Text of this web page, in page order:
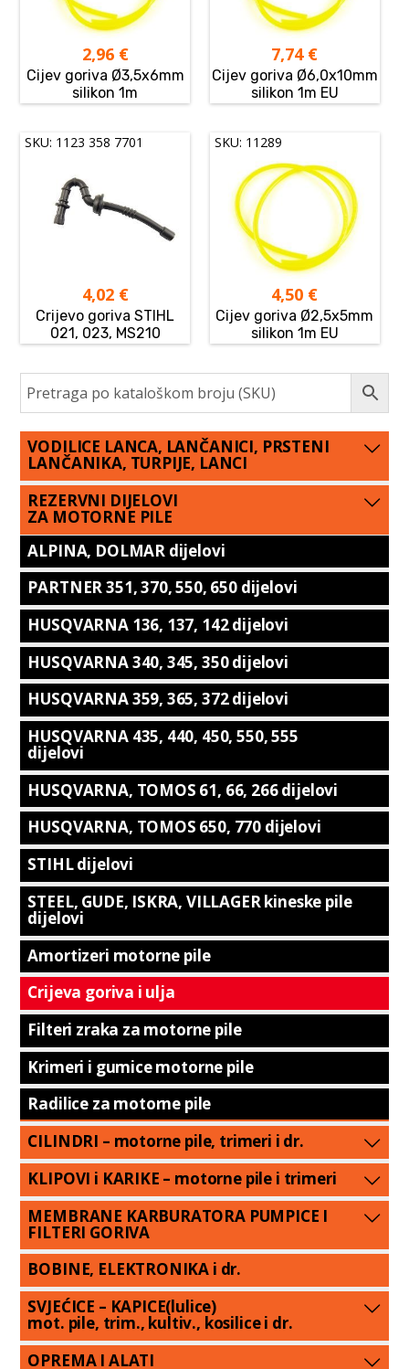
2,96 €
Cijev goriva Ø3,5x6mm
silikon 1m
7,74 €
Cijev goriva Ø6,0x10mm
silikon 1m EU
SKU: 1123 358 7701
4,02 €
Crijevo goriva STIHL
021, 023, MS210
SKU: 11289
4,50 €
Cijev goriva Ø2,5x5mm
silikon 1m EU
VODILICE LANCA, LANČANICI, PRSTENI
LANČANIKA, TURPIJE, LANCI
REZERVNI DIJELOVI
ZA MOTORNE PILE
ALPINA, DOLMAR dijelovi
PARTNER 351, 370, 550, 650 dijelovi
HUSQVARNA 136, 137, 142 dijelovi
HUSQVARNA 340, 345, 350 dijelovi
HUSQVARNA 359, 365, 372 dijelovi
HUSQVARNA 435, 440, 450, 550, 555
dijelovi
HUSQVARNA, TOMOS 61, 66, 266 dijelovi
HUSQVARNA, TOMOS 650, 770 dijelovi
STIHL dijelovi
STEEL, GUDE, ISKRA, VILLAGER kineske pile
dijelovi
Amortizeri motorne pile
Crijeva goriva i ulja
Filteri zraka za motorne pile
Krimeri i gumice motorne pile
Radilice za motorne pile
CILINDRI – motorne pile, trimeri i dr.
KLIPOVI i KARIKE – motorne pile i trimeri
MEMBRANE KARBURATORA PUMPICE I
FILTERI GORIVA
BOBINE, ELEKTRONIKA i dr.
SVJEĆICE – KAPICE(lulice)
mot. pile, trim., kultiv., kosilice i dr.
OPREMA I ALATI